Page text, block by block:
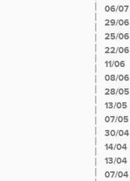
06/07
29/06
25/06
22/06
11/06
08/06
28/05
13/05
07/05
30/04
14/04
13/04
07/04